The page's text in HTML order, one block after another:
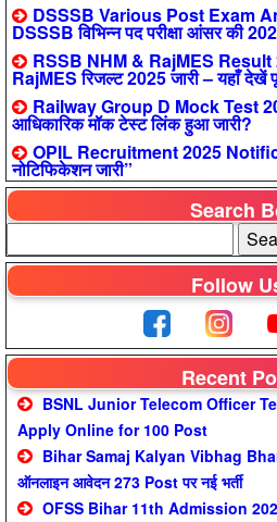
DSSSB Various Post Exam
DSSSB विभिन्न पद परीक्षा आंसर की
RSSB NHM & RajMES
RajMES रिजल्ट 2025 जारी – यहाँ देखें
Railway Group D Mock Test
आधिकारिक मॉक टेस्ट लिंक हुआ जारी?
OPIL Recruitment 2025
नोटिफिकेशन जारी”
Search
Follow
Recent
BSNL Junior Telecom Officer
Apply Online for 100 Post
Bihar Samaj Kalyan Vibhag
ऑनलाइन आवेदन 273 Post पर नई भर्ती
OFSS Bihar 11th Admission